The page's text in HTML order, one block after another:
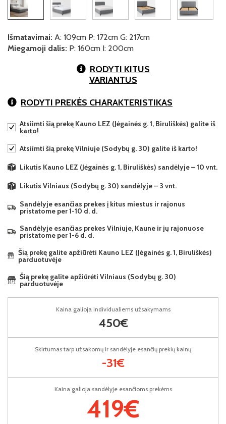
Išmatavimai: A: 109cm P: 172cm G: 217cm
Miegamoji dalis: P: 160cm I: 200cm
RODYTI KITUS
VARIANTUS
RODYTI PREKĖS CHARAKTERISTIKAS
Atsiimti šią prekę Kauno LEZ (Jėgainės g. 1, Biruliškės) galite iš
karto!
Atsiimti šią prekę Vilniuje (Sodybų g. 30) galite iš karto!
Likutis Kauno LEZ (Jėgainės g. 1, Biruliškės) sandėlyje – 10 vnt.
Likutis Vilniaus (Sodybų g. 30) sandėlyje – 3 vnt.
Sandėlyje esančias prekes į kitus miestus ir rajonus
pristatome per 1-10 d. d.
Sandėlyje esančias prekes Vilniuje, Kaune ir jų rajonuose
pristatome per 1-6 d. d.
Šią prekę galite apžiūrėti Kauno LEZ (Jėgainės g. 1, Biruliškės)
parduotuvėje
Šią prekę galite apžiūrėti Vilniaus (Sodybų g. 30)
parduotuvėje
Kaina galioja sandėlyje esančioms prekėms
419€
Kaina galioja individualiems užsakymams
450€
Skirtumas tarp užsakomų ir sandėlyje esančių prekių kainų
-31€